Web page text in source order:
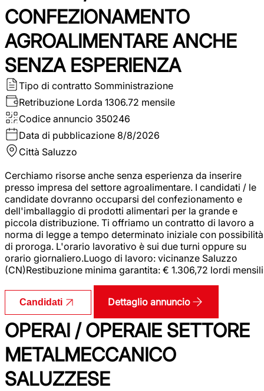
CONFEZIONAMENTO
AGROALIMENTARE ANCHE
SENZA ESPERIENZA
Tipo di contratto Somministrazione
Retribuzione Lorda 1306.72 mensile
Codice annuncio 350246
Data di pubblicazione 8/8/2026
Città Saluzzo
Cerchiamo risorse anche senza esperienza da inserire
presso impresa del settore agroalimentare. I candidati / le
candidate dovranno occuparsi del confezionamento e
dell'imballaggio di prodotti alimentari per la grande e
piccola distribuzione. Ti offriamo un contratto di lavoro a
norma di legge a tempo determinato iniziale con possibilità
di proroga. L'orario lavorativo è sui due turni oppure su
orario giornaliero.Luogo di lavoro: vicinanze Saluzzo
(CN)Restibuzione minima garantita: € 1.306,72 lordi mensili
Candidati Dettaglio annuncio
OPERAI / OPERAIE SETTORE
METALMECCANICO
SALUZZESE